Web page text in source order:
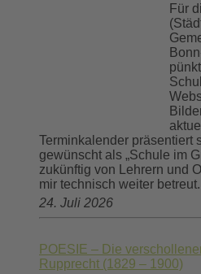
Für
Terminkalender präsentiert
gewünscht als „Schule im
zukünftig von Lehrern und
mir technisch weiter betreut.
24. Juli 2026
POESIE – Die
Rupprecht (1829 – 1900)